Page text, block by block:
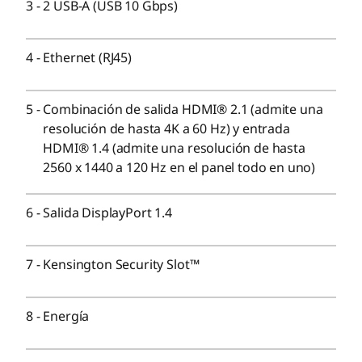
web (ángulo fijo)
230 W (gráficos opcionales)
180 W (UMA)
Estos son posibles componentes y cualidades de este producto. Los
mismos no son de carácter contractual y varían según el modelo elegido y
su configuración.
Puertos/Ranuras
Lateral:
USB-C® (Thunderbolt™ 4, USB de 40 Gbps) con Power
USB-A (USB 10 Gbps)
3-2 USB-A (USB 10 Gbps)
4-Ethernet (RJ45)
5-Combinación de salida HDMI® 2.1 (admite una
resolución de hasta 4K a 60 Hz) y entrada
HDMI® 1.4 (admite una resolución de hasta
2560 x 1440 a 120 Hz en el panel todo en uno)
6-Salida DisplayPort 1.4
7-Kensington Security Slot™
8-Energía